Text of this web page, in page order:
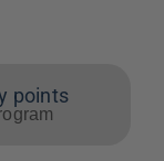
points